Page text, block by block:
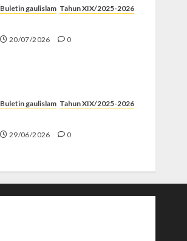
Buletin gaulislam Tahun XIX/2025-2026
20/07/2026 0
Buletin gaulislam Tahun XIX/2025-2026
29/06/2026 0